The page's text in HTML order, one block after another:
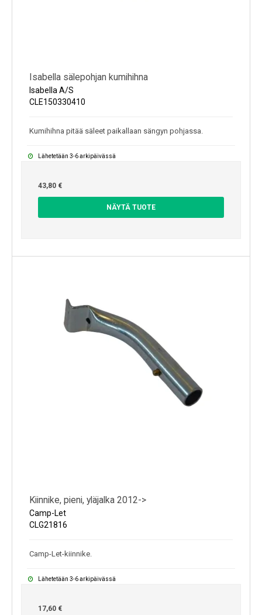
Isabella sälepohjan kumihihna
Isabella A/S
CLE150330410
Kumihihna pitää säleet paikallaan sängyn pohjassa.
Lähetetään 3-6 arkipäivässä
43,80 €
NÄYTÄ TUOTE
Kiinnike, pieni, yläjalka 2012->
Camp-Let
CLG21816
Camp-Let-kiinnike.
Lähetetään 3-6 arkipäivässä
17,60 €